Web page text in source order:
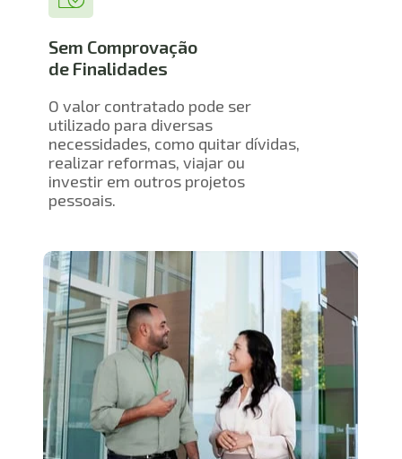
Sem Comprovação
de Finalidades
O valor contratado pode ser
utilizado para diversas
necessidades, como quitar dívidas,
realizar reformas, viajar ou
investir em outros projetos
pessoais.